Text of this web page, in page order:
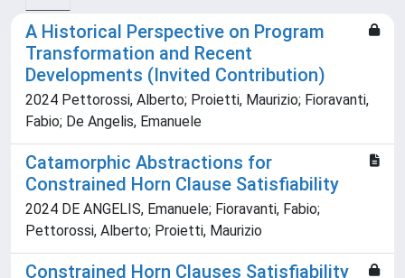
A Historical Perspective on Program
Transformation and Recent
Developments (Invited Contribution)
2024 Pettorossi, Alberto; Proietti, Maurizio; Fioravanti,
Fabio; De Angelis, Emanuele
Catamorphic Abstractions for
Constrained Horn Clause Satisfiability
2024 DE ANGELIS, Emanuele; Fioravanti, Fabio;
Pettorossi, Alberto; Proietti, Maurizio
Constrained Horn Clauses Satisfiability